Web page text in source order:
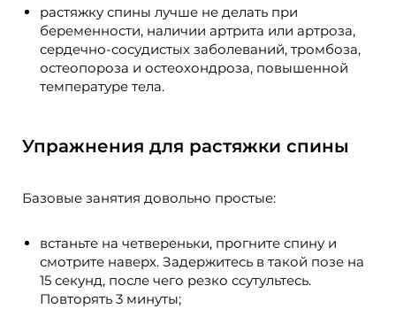
растяжку спины лучше не делать при
беременности, наличии артрита или артроза,
сердечно-сосудистых заболеваний, тромбоза,
остеопороза и остеохондроза, повышенной
температуре тела.
Упражнения для растяжки спины
Базовые занятия довольно простые:
встаньте на четвереньки, прогните спину и
смотрите наверх. Задержитесь в такой позе на
15 секунд, после чего резко ссутультесь.
Повторять 3 минуты;